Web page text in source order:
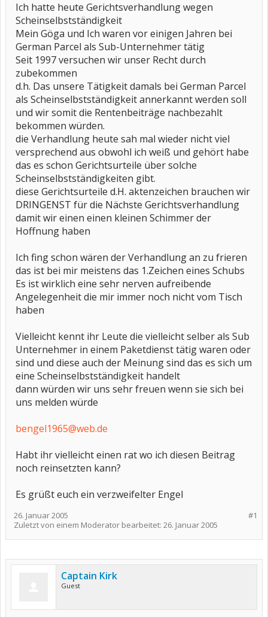
Ich hatte heute Gerichtsverhandlung wegen
Scheinselbstständigkeit
Mein Göga und Ich waren vor einigen Jahren bei
German Parcel als Sub-Unternehmer tätig
Seit 1997 versuchen wir unser Recht durch
zubekommen
d.h. Das unsere Tätigkeit damals bei German Parcel
als Scheinselbstständigkeit annerkannt werden soll
und wir somit die Rentenbeiträge nachbezahlt
bekommen würden.
die Verhandlung heute sah mal wieder nicht viel
versprechend aus obwohl ich weiß und gehört habe
das es schon Gerichtsurteile über solche
Scheinselbstständigkeiten gibt.
diese Gerichtsurteile d.H. aktenzeichen brauchen wir
DRINGENST für die Nächste Gerichtsverhandlung
damit wir einen einen kleinen Schimmer der
Hoffnung haben
Ich fing schon wären der Verhandlung an zu frieren
das ist bei mir meistens das 1.Zeichen eines Schubs
Es ist wirklich eine sehr nerven aufreibende
Angelegenheit die mir immer noch nicht vom Tisch
haben
Vielleicht kennt ihr Leute die vielleicht selber als Sub
Unternehmer in einem Paketdienst tätig waren oder
sind und diese auch der Meinung sind das es sich um
eine Scheinselbstständigkeit handelt
dann würden wir uns sehr freuen wenn sie sich bei
uns melden würde
bengel1965@web.de
Habt ihr vielleicht einen rat wo ich diesen Beitrag
noch reinsetzten kann?
Es grüßt euch ein verzweifelter Engel
#1
26. Januar 2005
Zuletzt von einem Moderator bearbeitet: 26. Januar 2005
Captain Kirk
Guest